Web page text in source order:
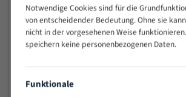
80 - 180
3/4
130 -
350
2/3
150 -
600
Notwendige Cookies sind für die
von entscheidender Bedeutung. Ohne sie
nicht in der vorgesehenen Weise
speichern keine personenbezogenen Daten.
Funktionale